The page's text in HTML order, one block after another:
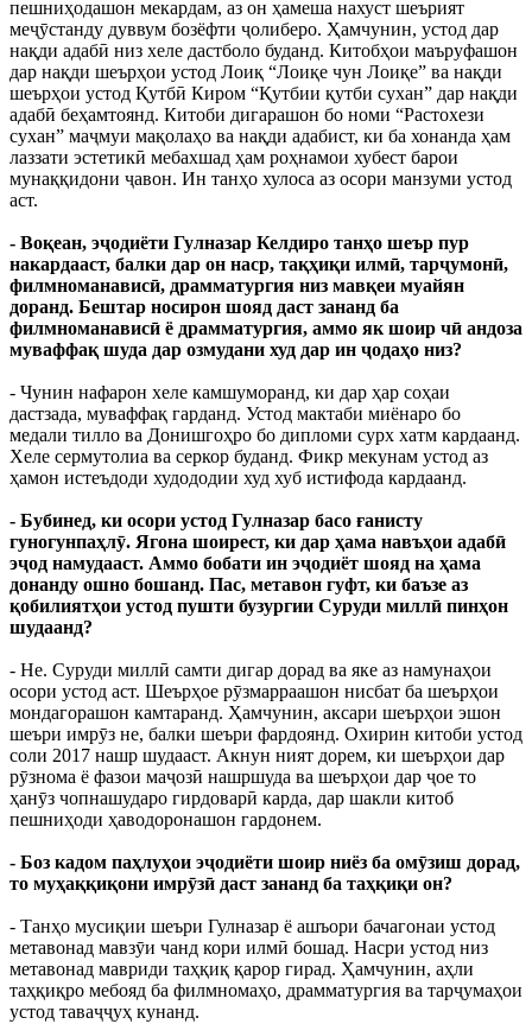
пешниҳодашон мекардам, аз он ҳамеша нахуст шеърият
меҷӯстанду дуввум бозёфти ҷолиберо. Ҳамчунин, устод дар
нақди адабӣ низ хеле дастболо буданд. Китобҳои маъруфашон
дар нақди шеърҳои устод Лоиқ “Лоиқе чун Лоиқе” ва нақди
шеърҳои устод Қутбӣ Киром “Қутбии қутби сухан” дар нақди
адабӣ беҳамтоянд. Китоби дигарашон бо номи “Растохези
сухан” маҷмуи мақолаҳо ва нақди адабист, ки ба хонанда ҳам
лаззати эстетикӣ мебахшад ҳам роҳнамои хубест барои
мунаққидони ҷавон. Ин танҳо хулоса аз осори манзуми устод
аст.
- Воқеан, эҷодиёти Гулназар Келдиро танҳо шеър пур
накардааст, балки дар он наср, тақҳиқи илмӣ, тарҷумонӣ,
филмноманависӣ, драмматургия низ мавқеи муайян
доранд. Бештар носирон шояд даст зананд ба
филмноманависӣ ё драмматургия, аммо як шоир чӣ андоза
муваффақ шуда дар озмудани худ дар ин ҷодаҳо низ?
- Чунин нафарон хеле камшуморанд, ки дар ҳар соҳаи
дастзада, муваффақ гарданд. Устод мактаби миёнаро бо
медали тилло ва Донишгоҳро бо дипломи сурх хатм кардаанд.
Хеле сермутолиа ва серкор буданд. Фикр мекунам устод аз
ҳамон истеъдоди худододии худ хуб истифода кардаанд.
- Бубинед, ки осори устод Гулназар басо ғанисту
гуногунпаҳлӯ. Ягона шоирест, ки дар ҳама навъҳои адабӣ
эҷод намудааст. Аммо бобати ин эҷодиёт шояд на ҳама
донанду ошно бошанд. Пас, метавон гуфт, ки баъзе аз
қобилиятҳои устод пушти бузургии Суруди миллӣ пинҳон
шудаанд?
- Не. Суруди миллӣ самти дигар дорад ва яке аз намунаҳои
осори устод аст. Шеърҳое рӯзмарраашон нисбат ба шеърҳои
мондагорашон камтаранд. Ҳамчунин, аксари шеърҳои эшон
шеъри имрӯз не, балки шеъри фардоянд. Охирин китоби устод
соли 2017 нашр шудааст. Акнун ният дорем, ки шеърҳои дар
рӯзнома ё фазои маҷозӣ нашршуда ва шеърҳои дар ҷое то
ҳанӯз чопнашударо гирдоварӣ карда, дар шакли китоб
пешниҳоди ҳаводоронашон гардонем.
- Боз кадом паҳлуҳои эҷодиёти шоир ниёз ба омӯзиш дорад,
то муҳаққиқони имрӯзӣ даст зананд ба таҳқиқи он?
- Танҳо мусиқии шеъри Гулназар ё ашъори бачагонаи устод
метавонад мавзӯи чанд кори илмӣ бошад. Насри устод низ
метавонад мавриди таҳқиқ қарор гирад. Ҳамчунин, аҳли
таҳқиқро мебояд ба филмномаҳо, драмматургия ва тарҷумаҳои
устод таваҷҷуҳ кунанд.